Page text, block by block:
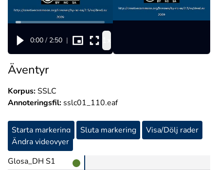
0:00 / 2:50 |
Äventyr
Korpus:SSLC
Annoteringsfil: sslc01_110.eaf
Starta markering Sluta markering
Visa/Dölj rader
Ändra videovyer
Glosa_DH S1